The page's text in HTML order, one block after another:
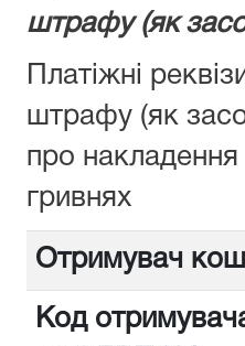
штрафу (як
Платіжні
штрафу (як
про
гривнях
Отримувач
Код